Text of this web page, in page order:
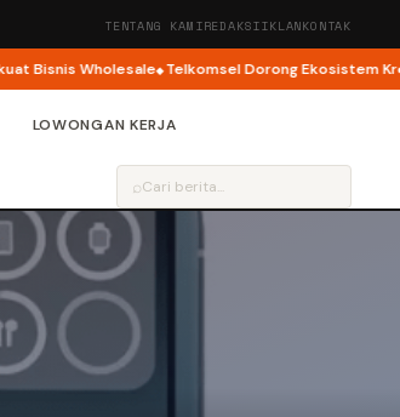
TENTANG KAMIREDAKSIIKLANKONTAK
Wholesale Telkomsel Dorong Ekosistem
LOWONGAN KERJA
⌕